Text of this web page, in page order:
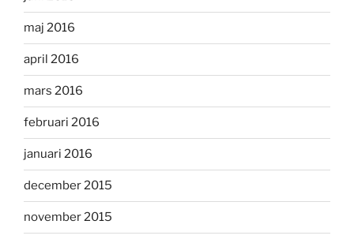
maj 2016
april 2016
mars 2016
februari 2016
januari 2016
december 2015
november 2015